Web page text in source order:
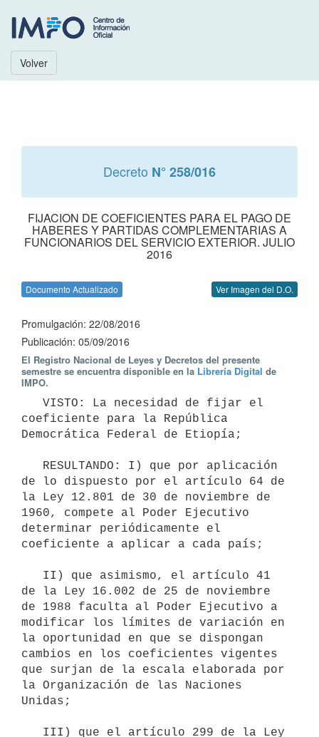
Volver
Decreto N° 258/016
FIJACION DE COEFICIENTES PARA EL PAGO DE
HABERES Y PARTIDAS COMPLEMENTARIAS A
FUNCIONARIOS DEL SERVICIO EXTERIOR. JULIO
2016
Documento Actualizado Ver Imagen del D.O.
Promulgación: 22/08/2016
Publicación: 05/09/2016
El Registro Nacional de Leyes y Decretos del presente
semestre se encuentra disponible en la Librería Digital de
IMPO.
coeficiente para la República
Democrática Federal de Etiopía;
de lo dispuesto por el artículo 64 de
la Ley 12.801 de 30 de noviembre de
1960, compete al Poder Ejecutivo
determinar periódicamente el
coeficiente a aplicar a cada país;
de la Ley 16.002 de 25 de noviembre
de 1988 faculta al Poder Ejecutivo a
modificar los límites de variación en
la oportunidad en que se dispongan
cambios en los coeficientes vigentes
que surjan de la escala elaborada por
la Organización de las Naciones
Unidas;